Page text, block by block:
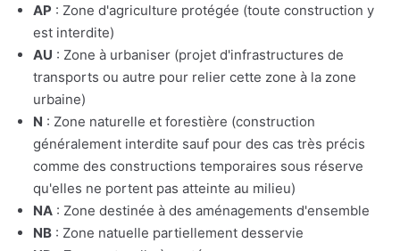
AP : Zone d'agriculture protégée (toute construction y
est interdite)
AU : Zone à urbaniser (projet d'infrastructures de
transports ou autre pour relier cette zone à la zone
urbaine)
N : Zone naturelle et forestière (construction
généralement interdite sauf pour des cas très précis
comme des constructions temporaires sous réserve
qu'elles ne portent pas atteinte au milieu)
NA : Zone destinée à des aménagements d'ensemble
NB : Zone natuelle partiellement desservie